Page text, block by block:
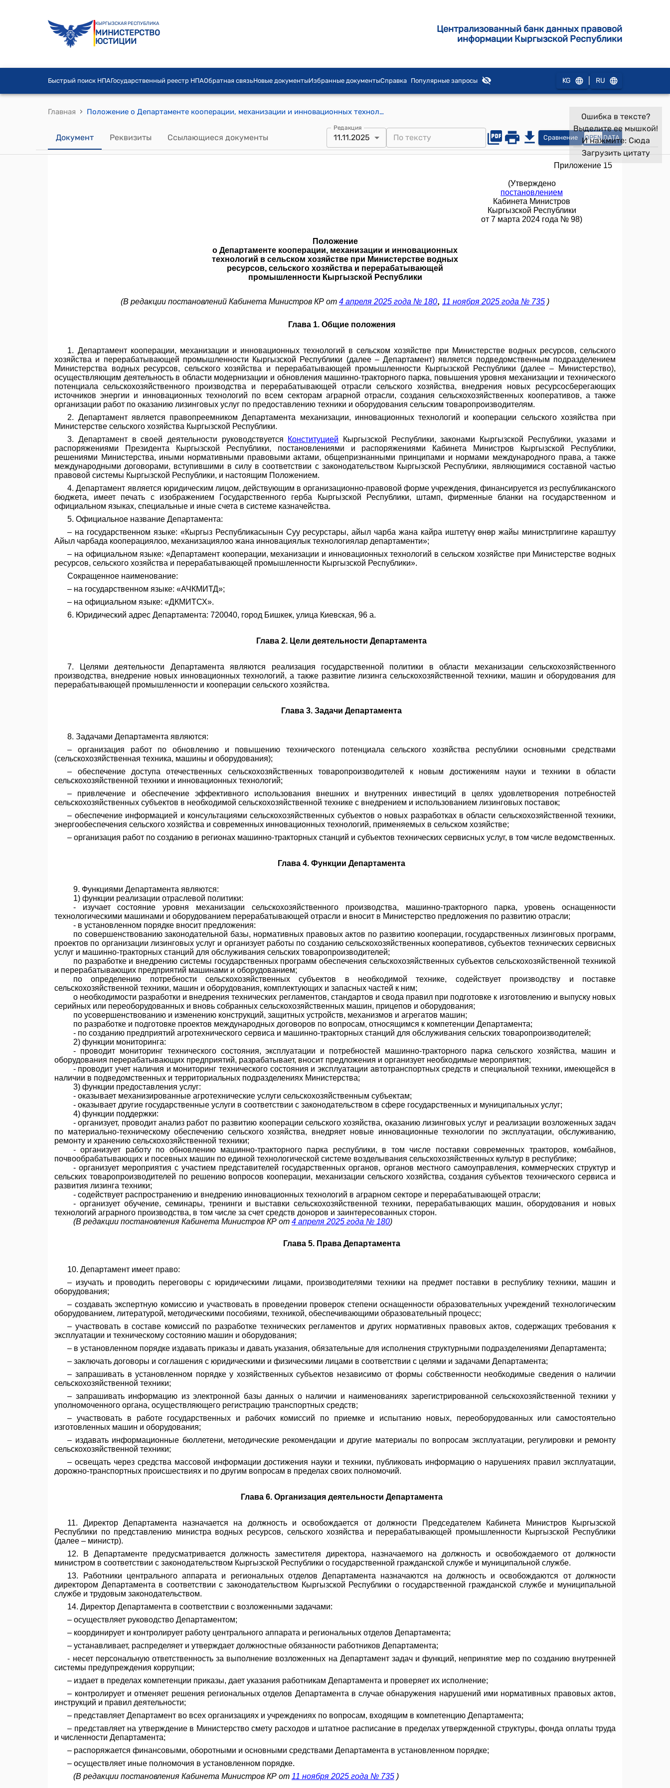
КЫРГЫЗСКАЯ РЕСПУБЛИКА
МИНИСТЕРСТВО
ЮСТИЦИИ
Централизованный банк данных правовой
информации Кыргызской Республики
Быстрый поиск НПАГосударственный реестр НПАОбратная связьНовые документыИзбранные документыСправка Популярные запросы KG RU
Главная › Положение о Департаменте кооперации, механизации и инновационных технологий в сельском хозяйстве при Министерстве водных ресурсов, сельского хозяйства и перерабатывающей промышленности Кыргызской Республики (Утверждено постановлением Кабинета Министров Кыргызской Республики от 7 марта 2024 года № 98)
Документ Реквизиты Ссылающиеся документы
Редакция
11.11.2025 Сравнение OPEN DATA
Ошибка в тексте?
Выделите ее мышкой!
И нажмите: Сюда
Загрузить цитату